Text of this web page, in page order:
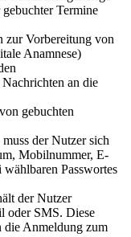
Termine
zur Vorbereitung von
Anamnese)
an die
gebuchten
der Nutzer sich
Mobilnummer, E-
Passwortes
der Nutzer
oder SMS. Diese
die Anmeldung zum